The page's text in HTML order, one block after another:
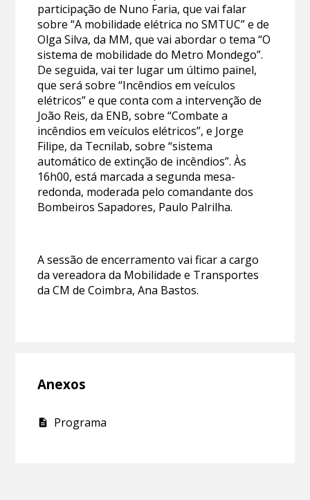
participação de Nuno Faria, que vai falar
sobre “A mobilidade elétrica no SMTUC” e de
Olga Silva, da MM, que vai abordar o tema “O
sistema de mobilidade do Metro Mondego”.
De seguida, vai ter lugar um último painel,
que será sobre “Incêndios em veículos
elétricos” e que conta com a intervenção de
João Reis, da ENB, sobre “Combate a
incêndios em veículos elétricos”, e Jorge
Filipe, da Tecnilab, sobre “sistema
automático de extinção de incêndios”. Às
16h00, está marcada a segunda mesa-
redonda, moderada pelo comandante dos
Bombeiros Sapadores, Paulo Palrilha.
A sessão de encerramento vai ficar a cargo
da vereadora da Mobilidade e Transportes
da CM de Coimbra, Ana Bastos.
Anexos
Programa